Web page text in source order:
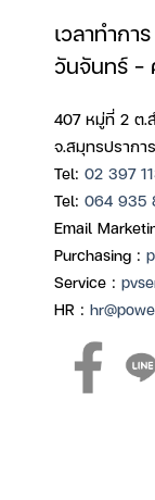
เวลาทำการ
วันจันทร์ –
407 หมู่ที่ 2 ต.
จ.สมุทรปรากา
Tel: 02 397
Tel: 064 935
Email
Purchasing :
Service :
HR :